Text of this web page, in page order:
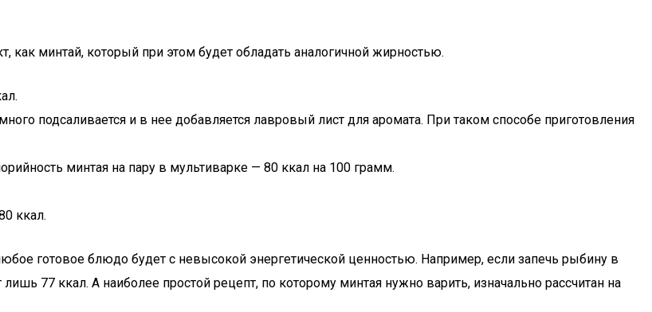
как минтай, который при этом будет обладать аналогичной жирностью.
подсаливается и в нее добавляется лавровый лист для аромата. При таком способе приготовления
минтая на пару в мультиварке — 80 ккал на 100 грамм.
ккал.
готовое блюдо будет с невысокой энергетической ценностью. Например, если запечь рыбину в
77 ккал. А наиболее простой рецепт, по которому минтая нужно варить, изначально рассчитан на